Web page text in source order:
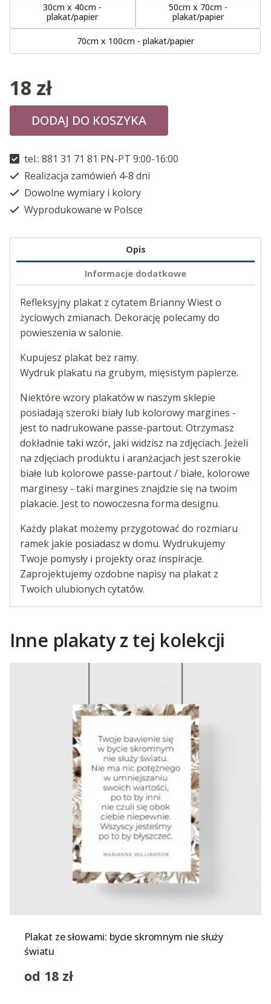
30cm x 40cm -
plakat/papier
50cm x 70cm -
plakat/papier
70cm x 100cm - plakat/papier
18 zł
DODAJ DO KOSZYKA
tel.: 881 31 71 81 PN-PT 9:00-16:00
Realizacja zamówień 4-8 dni
Dowolne wymiary i kolory
Wyprodukowane w Polsce
Opis
Informacje dodatkowe
Refleksyjny plakat z cytatem Brianny Wiest o
życiowych zmianach. Dekorację polecamy do
powieszenia w salonie.
Kupujesz plakat bez ramy.
Wydruk plakatu na grubym, mięsistym papierze.
Niektóre wzory plakatów w naszym sklepie
posiadają szeroki biały lub kolorowy margines -
jest to nadrukowane passe-partout. Otrzymasz
dokładnie taki wzór, jaki widzisz na zdjęciach. Jeżeli
na zdjęciach produktu i aranżacjach jest szerokie
białe lub kolorowe passe-partout / białe, kolorowe
marginesy - taki margines znajdzie się na twoim
plakacie. Jest to nowoczesna forma designu.
Każdy plakat możemy przygotować do rozmiaru
ramek jakie posiadasz w domu. Wydrukujemy
Twoje pomysły i projekty oraz inspiracje.
Zaprojektujemy ozdobne napisy na plakat z
Twoich ulubionych cytatów.
Inne plakaty z tej kolekcji
Plakat ze słowami: bycie skromnym nie służy
światu
od 18 zł